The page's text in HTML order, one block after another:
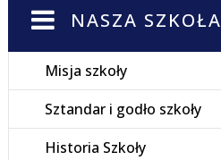
NASZA SZKOŁA
Misja szkoły
Sztandar i godło szkoły
Historia Szkoły